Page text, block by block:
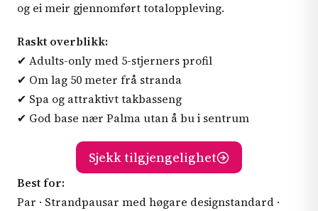
og ei meir gjennomført totaloppleving.
Raskt overblikk:
✔ Adults-only med 5-stjerners profil
✔ Om lag 50 meter frå stranda
✔ Spa og attraktivt takbasseng
✔ God base nær Palma utan å bu i sentrum
Sjekk tilgjengelighet
Best for:
Par · Strandpausar med høgare designstandard ·